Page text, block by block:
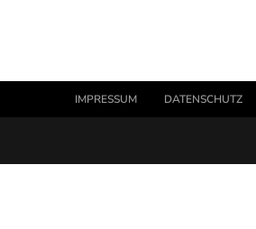
IMPRESSUM DATENSCHUTZ